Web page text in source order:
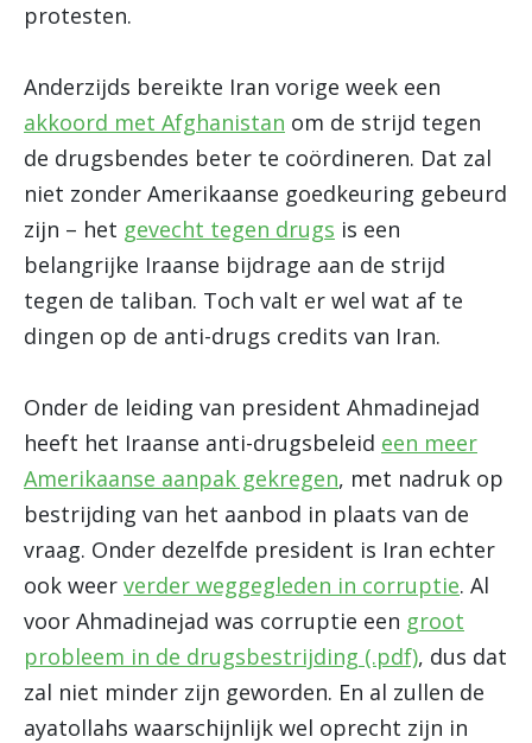
protesten.
Anderzijds bereikte Iran vorige week een
akkoord met Afghanistan om de strijd tegen
de drugsbendes beter te coördineren. Dat zal
niet zonder Amerikaanse goedkeuring gebeurd
zijn – het gevecht tegen drugs is een
belangrijke Iraanse bijdrage aan de strijd
tegen de taliban. Toch valt er wel wat af te
dingen op de anti-drugs credits van Iran.
Onder de leiding van president Ahmadinejad
heeft het Iraanse anti-drugsbeleid een meer
Amerikaanse aanpak gekregen, met nadruk op
bestrijding van het aanbod in plaats van de
vraag. Onder dezelfde president is Iran echter
ook weer verder weggegleden in corruptie. Al
voor Ahmadinejad was corruptie een groot
probleem in de drugsbestrijding (.pdf), dus dat
zal niet minder zijn geworden. En al zullen de
ayatollahs waarschijnlijk wel oprecht zijn in